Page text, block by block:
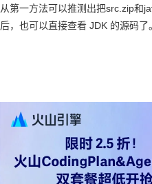
从第一方法可以推测出把src.zip和
后，也可以直接查看 JDK 的源码了。